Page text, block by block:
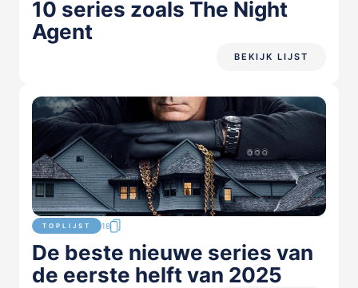
10 series zoals The Night
Agent
BEKIJK LIJST
TOPLIJST 18
De beste nieuwe series van
de eerste helft van 2025